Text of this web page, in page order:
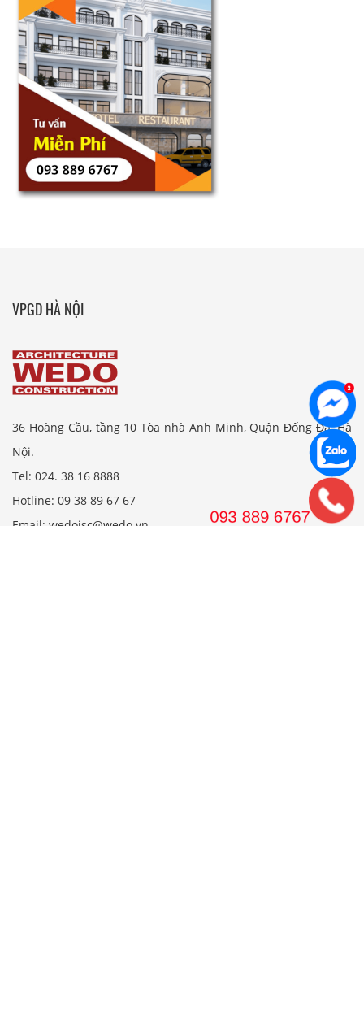
VPGD HÀ NỘI
36 Hoàng Cầu, tầng 10 Tòa nhà Anh Minh, Quận Đống Đa, Hà
Nội.
Tel: 024. 38 16 8888
Hotline: 09 38 89 67 67
Email: wedojsc@wedo.vn